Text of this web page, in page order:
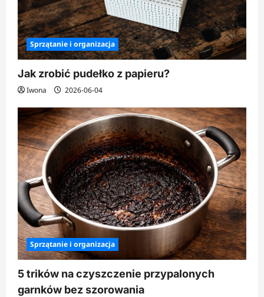
Sprzątanie i organizacja
Jak zrobić pudełko z papieru?
Iwona 2026-06-04
Sprzątanie i organizacja
5 trików na czyszczenie przypalonych
garnków bez szorowania